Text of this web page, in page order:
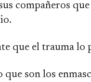
compañeros
que el trauma lo
son los